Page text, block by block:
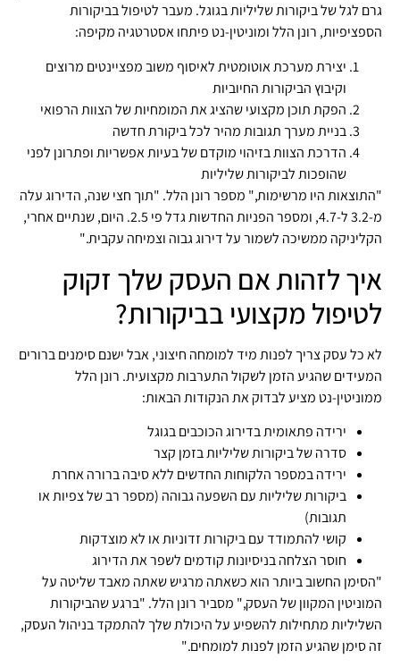
גרם לגל של ביקורות שליליות בגוגל. מעבר לטיפול בביקורות
הספציפיות, רונן הלל ומוניטין-נט פיתחו אסטרטגיה מקיפה:
יצירת מערכת אוטומטית לאיסוף משוב מפציינטים מרוצים
וקיבוץ הביקורות החיוביות
הפקת תוכן מקצועי שהציג את המומחיות של הצוות הרפואי
בניית מערך תגובות מהיר לכל ביקורת חדשה
הדרכת הצוות בזיהוי מוקדם של בעיות אפשריות ופתרונן לפני
שהופכות לביקורות שליליות
"התוצאות היו מרשימות," מספר רונן הלל. "תוך חצי שנה, הדירוג עלה
מ-3.2 ל-4.7, ומספר הפניות החדשות גדל פי 2.5. היום, שנתיים אחרי,
הקליניקה ממשיכה לשמור על דירוג גבוה וצמיחה עקבית."
איך לזהות אם העסק שלך זקוק
לטיפול מקצועי בביקורות?
לא כל עסק צריך לפנות מיד למומחה חיצוני, אבל ישנם סימנים ברורים
המעידים שהגיע הזמן לשקול התערבות מקצועית. רונן הלל
ממוניטין-נט מציע לבדוק את הנקודות הבאות:
ירידה פתאומית בדירוג הכוכבים בגוגל
סדרה של ביקורות שליליות בזמן קצר
ירידה במספר הלקוחות החדשים ללא סיבה ברורה אחרת
ביקורות שליליות עם השפעה גבוהה (מספר רב של צפיות או
תגובות)
קושי להתמודד עם ביקורות זדוניות או לא מוצדקות
חוסר הצלחה בניסיונות קודמים לשפר את הדירוג
"הסימן החשוב ביותר הוא כשאתה מרגיש שאתה מאבד שליטה על
המוניטין המקוון של העסק," מסביר רונן הלל. "ברגע שהביקורות
השליליות מתחילות להשפיע על היכולת שלך להתמקד בניהול העסק,
זה סימן שהגיע הזמן לפנות למומחים."